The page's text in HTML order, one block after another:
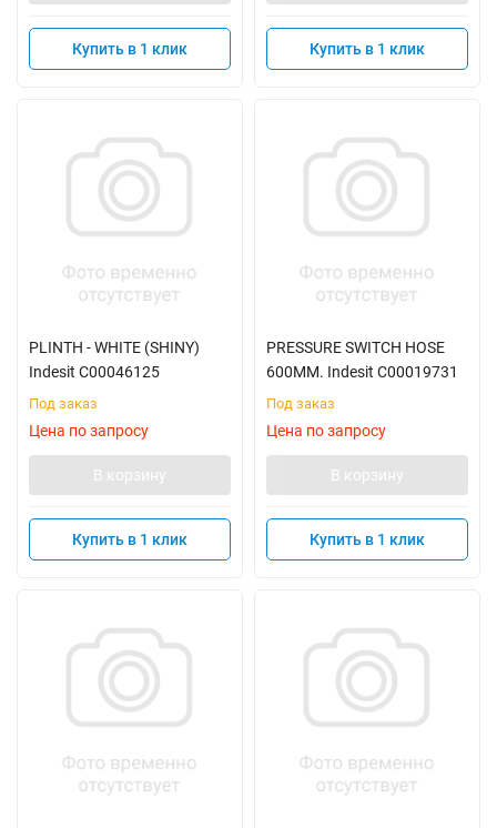
Купить в 1 клик Купить в 1 клик
PLINTH - WHITE (SHINY)
Indesit C00046125
Под заказ
Цена по запросу
В корзину
Купить в 1 клик
PRESSURE SWITCH HOSE
600MM. Indesit C00019731
Под заказ
Цена по запросу
В корзину
Купить в 1 клик